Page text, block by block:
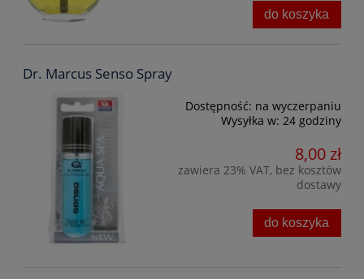
do koszyka
Dr. Marcus Senso Spray
Dostępność: na wyczerpaniu
Wysyłka w: 24 godziny
8,00 zł
zawiera 23% VAT, bez kosztów
dostawy
do koszyka